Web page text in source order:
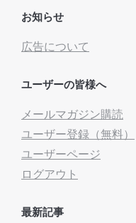
お知らせ
広告について
ユーザーの皆様へ
メールマガジン購読
ユーザー登録（無料）
ユーザーページ
ログアウト
最新記事